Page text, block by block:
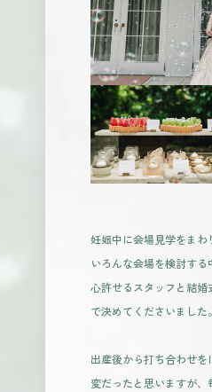
妊娠中に会場見学をまわ
いろんな会場を検討す
心許せるスタッフと結
で決めてくださいました。
出産後から打ち合わせ
変だったと思いますが、